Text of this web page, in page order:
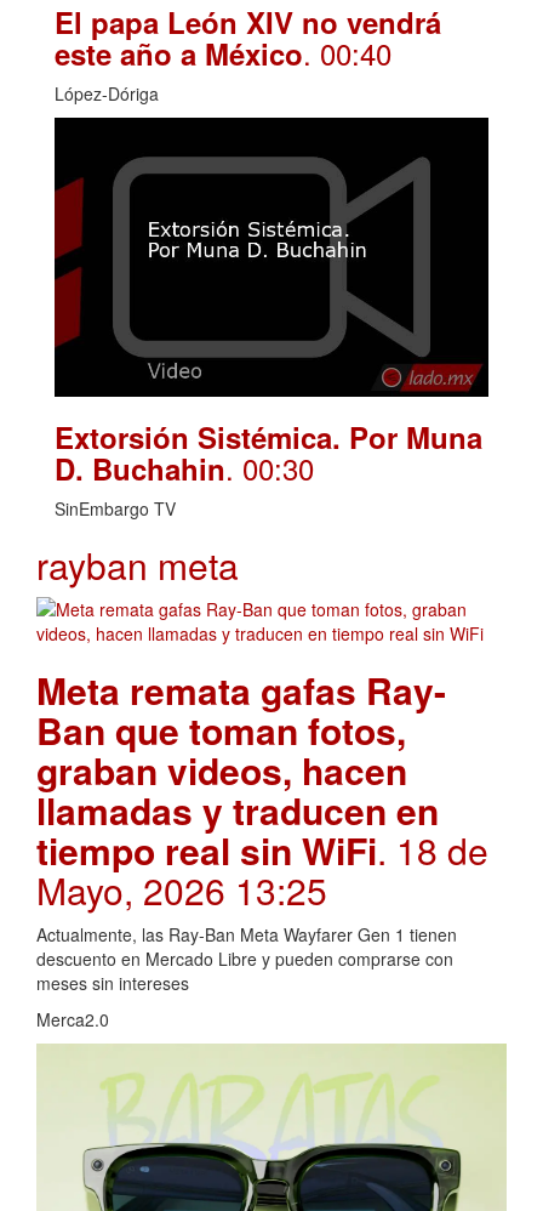
El papa León XIV no vendrá
este año a México. 00:40
López-Dóriga
Extorsión Sistémica. Por Muna
D. Buchahin. 00:30
SinEmbargo TV
rayban meta
Meta remata gafas Ray-
Ban que toman fotos,
graban videos, hacen
llamadas y traducen en
tiempo real sin WiFi. 18 de
Mayo, 2026 13:25
Actualmente, las Ray-Ban Meta Wayfarer Gen 1 tienen
descuento en Mercado Libre y pueden comprarse con
meses sin intereses
Merca2.0